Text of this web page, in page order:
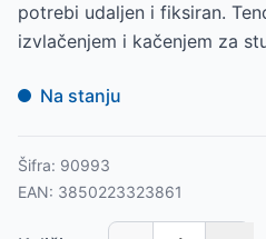
potrebi udaljen i fiksiran.
izvlačenjem i kačenjem za
Na stanju
Šifra: 90993
EAN: 3850223323861